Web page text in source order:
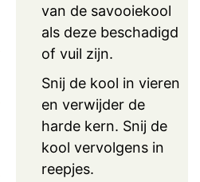
van de savooiekool
als deze beschadigd
of vuil zijn.
Snij de kool in vieren
en verwijder de
harde kern. Snij de
kool vervolgens in
reepjes.